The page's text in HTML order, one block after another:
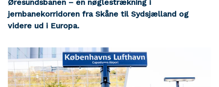
Øresundsbanen – en nøglestrækning i
jernbanekorridoren fra Skåne til Sydsjælland og
videre ud i Europa.